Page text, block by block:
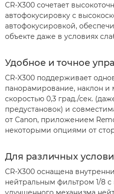
CR-X300 сочетает
автофокусировку с
автофокусировкой,
объекте даже в условиях
Удобное и точное
CR-X300 поддерживает
панорамирование, наклон и
скоростью 0,3 град./сек.
предустановок) и
от Canon, приложением
некоторыми опциями от
Для различных
CR-X300 оснащена
нейтральным фильтром 1/8